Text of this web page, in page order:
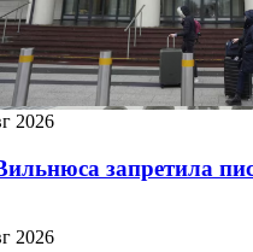
2026
запретила
2026